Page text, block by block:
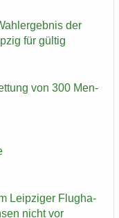
der
für gül­tig
von 300 Men­
Leip­zi­ger Flug­ha­
nicht vor